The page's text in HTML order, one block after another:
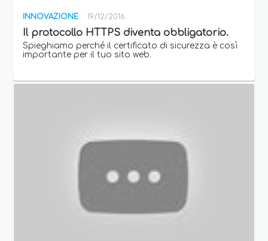
INNOVAZIONE 19/12/2016
Il protocollo HTTPS diventa obbligatorio.
Spieghiamo perché il certificato di sicurezza è così
importante per il tuo sito web.